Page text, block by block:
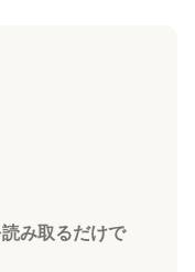
み取るだけで